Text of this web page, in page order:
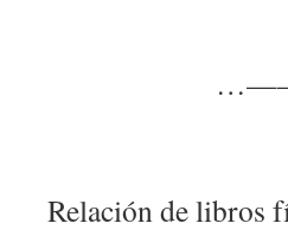
Relación de libros